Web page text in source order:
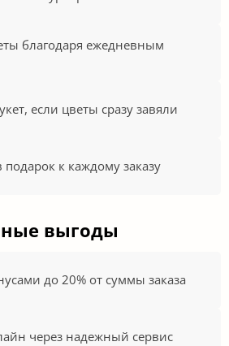
благодаря ежедневным
если цветы сразу завяли
подарок к каждому заказу
выгоды
до 20% от суммы заказа
через надежный сервис